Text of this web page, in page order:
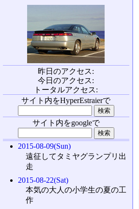
昨日のアクセス:
今日のアクセス:
トータルアクセス:
サイト内をHyperEstraierで
サイト内をgoogleで
2015-08-09(Sun)
遠征してタミヤグランプリ出
走
2015-08-22(Sat)
本気の大人の小学生の夏の工
作